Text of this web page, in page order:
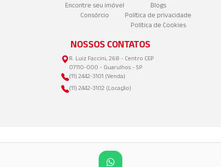
Encontre seu imóvel
Consórcio
Blogs
Política de privacidade
Política de Cookies
NOSSOS CONTATOS
R. Luiz Faccini, 268 - Centro CEP
07110-000 - Guarulhos - SP
(11) 2442-3101 (Venda)
(11) 2442-3102 (Locação)
©2025 Copyright - Aliança Imóveis LTDA | CNPJ: